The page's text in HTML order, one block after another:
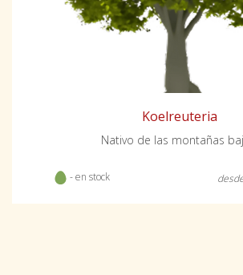
Koelreuteria
Nativo de las montañas
- en stock